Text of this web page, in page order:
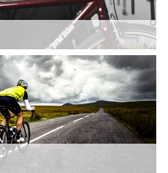
fertigen wir individuelle und
sind erst zufrieden, wenn Sie zufrieden
wir besonderen Wert auf:
durch Individuelle
durch hochwertige